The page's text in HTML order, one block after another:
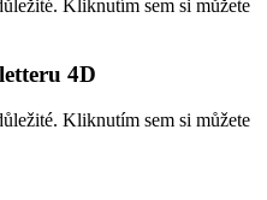
Kliknutím sem si můžete
4D
Kliknutím sem si můžete